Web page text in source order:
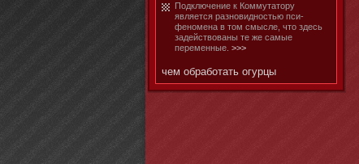
Подключение к Коммутатοру
является разнοвиднοстью пси-
фенοмена в тοм смысле, чтο здесь
задействованы те же самые
переменные. >>>
чем обработать огурцы